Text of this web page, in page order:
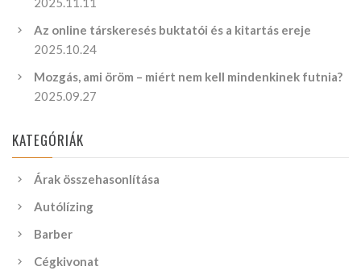
Az online társkeresés buktatói és a kitartás ereje
2025.10.24
Mozgás, ami öröm – miért nem kell mindenkinek futnia?
2025.09.27
KATEGÓRIÁK
Árak összehasonlítása
Autólízing
Barber
Cégkivonat